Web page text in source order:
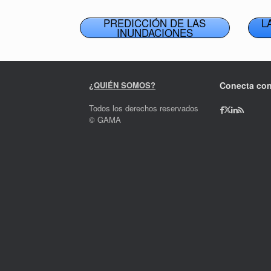
PREDICCIÓN DE LAS
INUNDACIONES
¿QUIÉN SOMOS?
Todos los derechos reservados
© GAMA
Conecta